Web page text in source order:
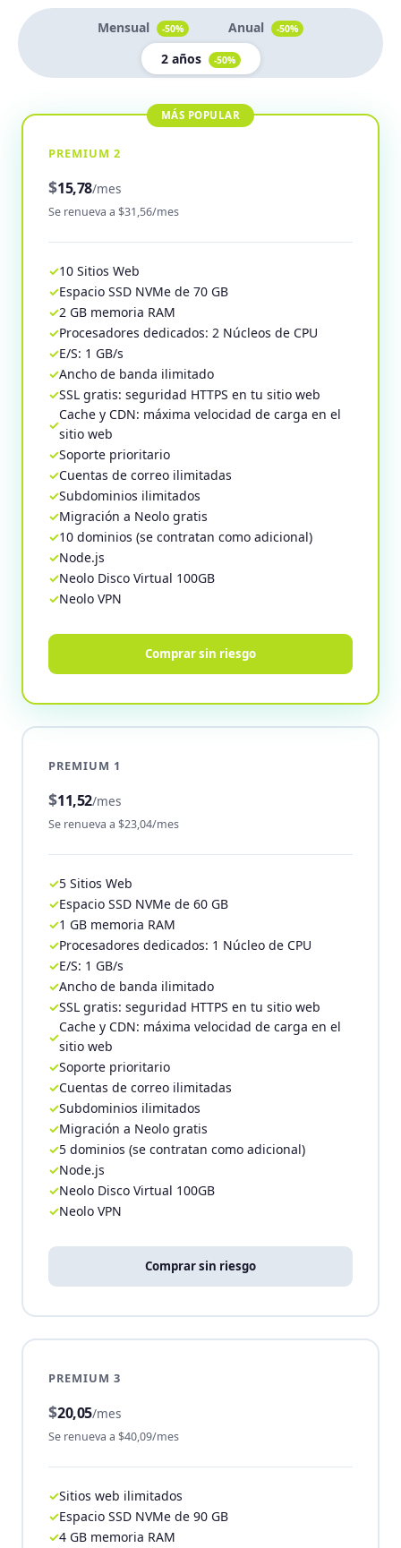
Mensual -50% Anual -50%
2 años -50%
PREMIUM 1
$11,52/mes
Se renueva a $23,04/mes
5 Sitios Web
Espacio SSD NVMe de 60 GB
1 GB memoria RAM
Procesadores dedicados: 1 Núcleo de CPU
E/S: 1 GB/s
Ancho de banda ilimitado
SSL gratis: seguridad HTTPS en tu sitio web
Cache y CDN: máxima velocidad de carga en el
sitio web
Soporte prioritario
Cuentas de correo ilimitadas
Subdominios ilimitados
Migración a Neolo gratis
5 dominios (se contratan como adicional)
Node.js
Neolo Disco Virtual 100GB
Neolo VPN
Comprar sin riesgo
PREMIUM 2
$15,78/mes
Se renueva a $31,56/mes
10 Sitios Web
Espacio SSD NVMe de 70 GB
2 GB memoria RAM
Procesadores dedicados: 2 Núcleos de CPU
E/S: 1 GB/s
Ancho de banda ilimitado
SSL gratis: seguridad HTTPS en tu sitio web
Cache y CDN: máxima velocidad de carga en el
sitio web
Soporte prioritario
Cuentas de correo ilimitadas
Subdominios ilimitados
Migración a Neolo gratis
10 dominios (se contratan como adicional)
Node.js
Neolo Disco Virtual 100GB
Neolo VPN
Comprar sin riesgo
PREMIUM 3
$20,05/mes
Se renueva a $40,09/mes
Sitios web ilimitados
Espacio SSD NVMe de 90 GB
4 GB memoria RAM